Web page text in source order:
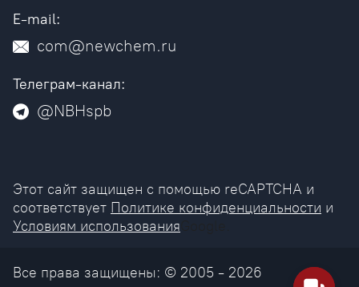
E-mail:
com@newchem.ru
Телеграм-канал:
@NBHspb
Этот сайт защищен с помощью reCAPTCHA и
соответствует Политике конфиденциальности и
Условиям использования
Все права защищены: © 2005 - 2026